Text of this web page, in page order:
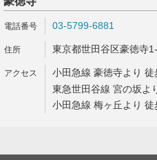
03-5799-6881
東京都世田谷区豪徳寺
小田急線 豪徳寺より 徒
東急世田谷線 宮の坂よ
小田急線 梅ヶ丘より